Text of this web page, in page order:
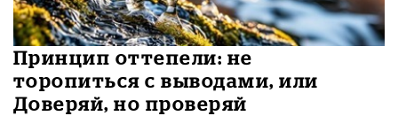
Принцип оттепели: не
торопиться с выводами, или
Доверяй, но проверяй